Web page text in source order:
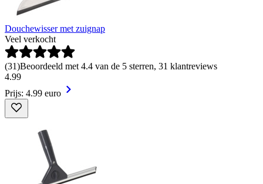
Douchewisser met zuignap
Veel verkocht
(31)Beoordeeld met 4.4 van de 5 sterren, 31 klantreviews
4.99
Prijs: 4.99 euro